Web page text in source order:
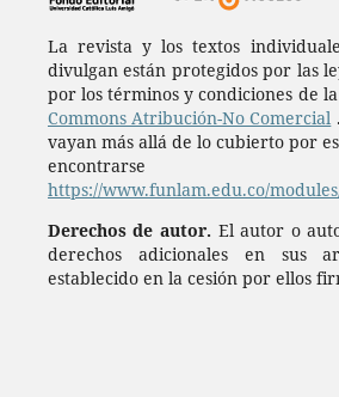
La revista y los textos
divulgan están protegidos por las
por los términos y condiciones de la
Commons Atribución-No Comercial
vayan más allá de lo cubierto por
https://www.funlam.edu.co/
Derechos de autor. El autor o
derechos adicionales en sus
establecido en la cesión por ellos